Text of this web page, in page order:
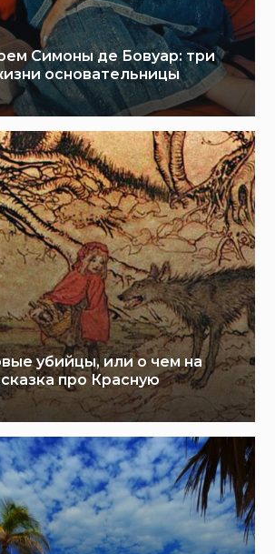
Симоны де Бовуар: три
основательницы
убийцы, или о чем на
про Красную